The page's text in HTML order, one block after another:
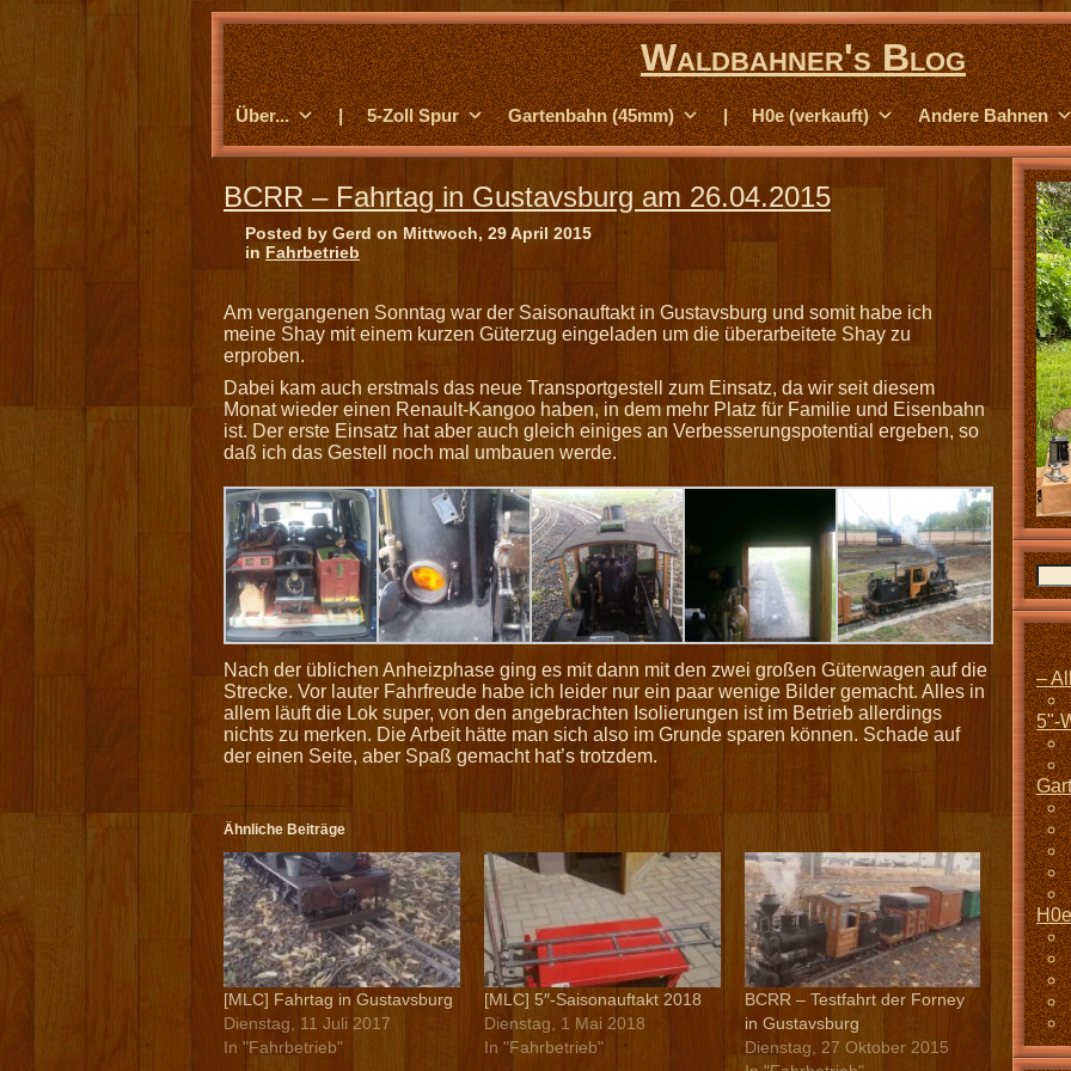
Waldbahner's Blog
Über... | 5-Zoll Spur Gartenbahn (45mm) | H0e (verkauft) Andere Bahnen
BCRR – Fahrtag in Gustavsburg am 26.04.2015
Posted by Gerd on Mittwoch, 29 April 2015
in Fahrbetrieb
Am vergangenen Sonntag war der Saisonauftakt in Gustavsburg und somit habe ich
meine Shay mit einem kurzen Güterzug eingeladen um die überarbeitete Shay zu
erproben.
Dabei kam auch erstmals das neue Transportgestell zum Einsatz, da wir seit diesem
Monat wieder einen Renault-Kangoo haben, in dem mehr Platz für Familie und Eisenbahn
ist. Der erste Einsatz hat aber auch gleich einiges an Verbesserungspotential ergeben, so
daß ich das Gestell noch mal umbauen werde.
Nach der üblichen Anheizphase ging es mit dann mit den zwei großen Güterwagen auf die
Strecke. Vor lauter Fahrfreude habe ich leider nur ein paar wenige Bilder gemacht. Alles in
allem läuft die Lok super, von den angebrachten Isolierungen ist im Betrieb allerdings
nichts zu merken. Die Arbeit hätte man sich also im Grunde sparen können. Schade auf
der einen Seite, aber Spaß gemacht hat’s trotzdem.
Ähnliche Beiträge
[MLC] Fahrtag in Gustavsburg
Dienstag, 11 Juli 2017
In "Fahrbetrieb"
[MLC] 5″-Saisonauftakt 2018
Dienstag, 1 Mai 2018
In "Fahrbetrieb"
BCRR – Testfahrt der Forney
in Gustavsburg
Dienstag, 27 Oktober 2015
–
5"-